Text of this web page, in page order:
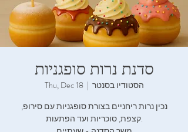
סדנת נרות סופגניות
Thu, Dec 18
  |
הסטודיו בסנטר
נכין נרות ריחניים בצורת סופגניות עם סירופ,
קצפת, סוכריות ועד הפתעות.